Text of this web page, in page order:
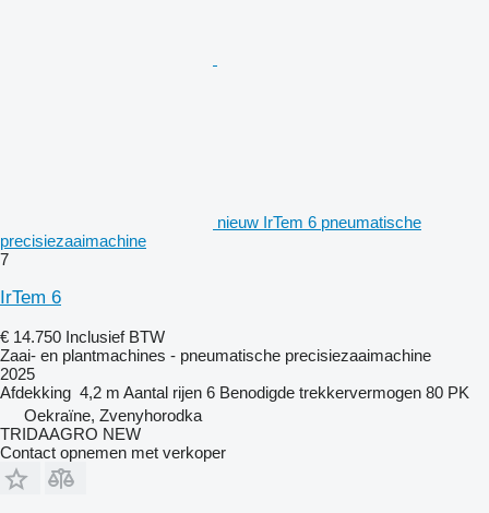
nieuw IrTem 6 pneumatische
precisiezaaimachine
7
IrTem 6
€ 14.750 Inclusief BTW
Zaai- en plantmachines - pneumatische precisiezaaimachine
2025
Afdekking 4,2 m Aantal rijen 6 Benodigde trekkervermogen 80 PK
Oekraïne, Zvenyhorodka
TRIDAAGRO NEW
Contact opnemen met verkoper